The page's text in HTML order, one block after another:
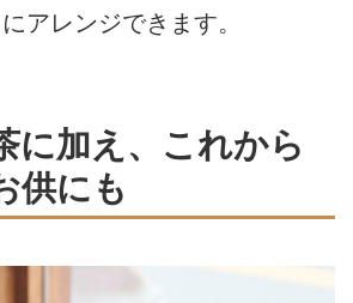
アレンジできます。
に加え、これから
供にも